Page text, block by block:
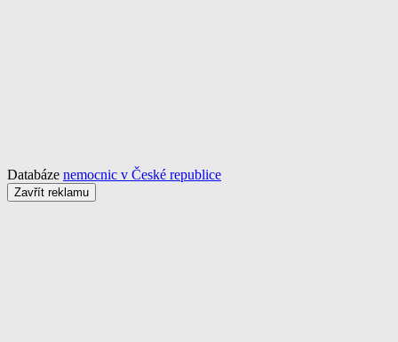
Databáze nemocnic v České republice
Zavřít reklamu